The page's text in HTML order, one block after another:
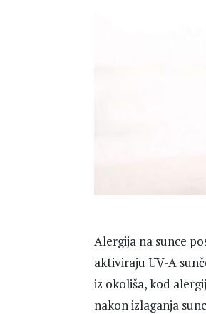
Alergija na sunce
aktiviraju UV-A
iz okoliša, kod
nakon izlaganja